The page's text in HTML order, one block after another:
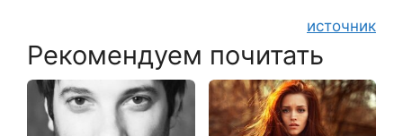
источник
Рекомендуем почитать